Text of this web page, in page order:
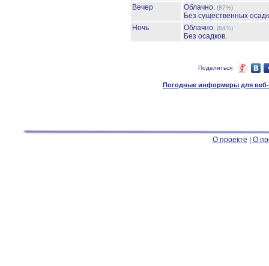
Вечер
Облачно. (87%)
Без существенных
Ночь
Облачно. (84%)
Без осадков.
Поделиться
Погодные информеры для веб-
О проекте О